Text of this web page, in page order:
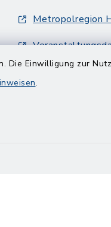
Die Einwilligung zur
.
Metropolregion
Metropolregion